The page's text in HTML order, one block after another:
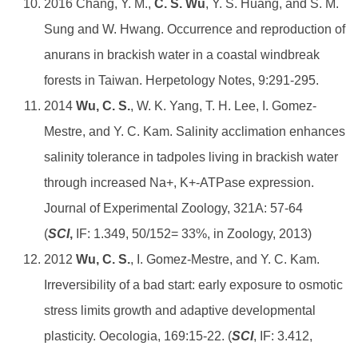
2016 Chang, Y. M., C. S. Wu, Y. S. Huang, and S. M.
Sung and W. Hwang. Occurrence and reproduction of
anurans in brackish water in a coastal windbreak
forests in Taiwan. Herpetology Notes, 9:291-295.
2014 Wu, C. S., W. K. Yang, T. H. Lee, I. Gomez-
Mestre, and Y. C. Kam. Salinity acclimation enhances
salinity tolerance in tadpoles living in brackish water
through increased Na+, K+-ATPase expression.
Journal of Experimental Zoology, 321A: 57-64
(SCI, IF: 1.349, 50/152= 33%, in Zoology, 2013)
2012 Wu, C. S., I. Gomez-Mestre, and Y. C. Kam.
Irreversibility of a bad start: early exposure to osmotic
stress limits growth and adaptive developmental
plasticity. Oecologia, 169:15-22. (SCI, IF: 3.412,